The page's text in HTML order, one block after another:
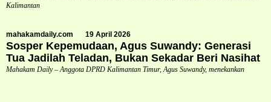
Kalimantan
mahakamdaily.com 19 April 2026
Sosper Kepemudaan, Agus Suwandy: Generasi
Tua Jadilah Teladan, Bukan Sekadar Beri Nasihat
Mahakam Daily – Anggota DPRD Kalimantan Timur, Agus Suwandy, menekankan